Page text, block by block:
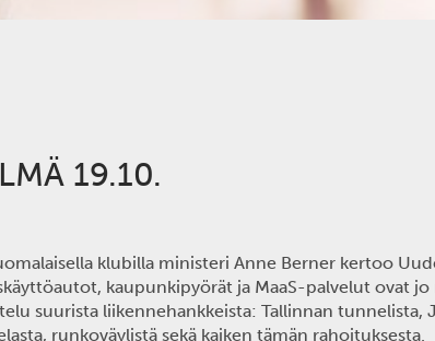
19.10.
klubilla ministeri Anne Berner kertoo
kaupunkipyörät ja MaaS-palvelut ovat
suurista liikennehankkeista: Tallinnan tunnelista,
runkoväylistä sekä kaiken tämän rahoituksesta.